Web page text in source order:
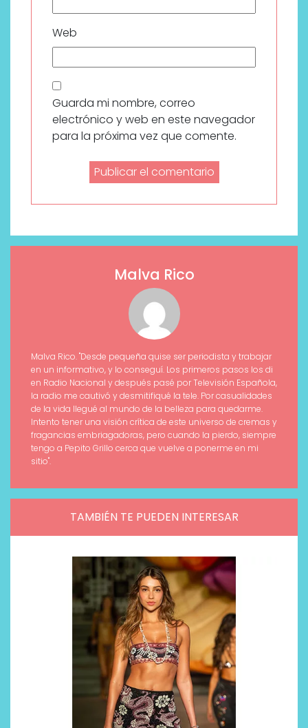
Web
Guarda mi nombre, correo
electrónico y web en este navegador
para la próxima vez que comente.
Malva Rico
Malva Rico. "Desde pequeña quise ser periodista y trabajar
en un informativo, y lo conseguí. Los primeros pasos los di
en Radio Nacional y después pasé por Televisión Española,
la radio me cautivó y desmitifiqué la tele. Por casualidades
de la vida llegué al mundo de la belleza para quedarme.
Intento tener una visión crítica de este universo de cremas y
fragancias embriagadoras, pero cuando la pierdo, siempre
tengo a Pepito Grillo cerca que vuelve a ponerme en mi
sitio".
TAMBIÉN TE PUEDEN INTERESAR